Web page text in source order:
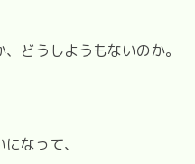
どうしようもないのか。
なって、